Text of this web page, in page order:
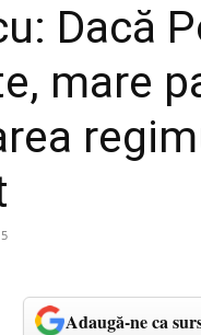
Dacă
mare
Adaugă-ne ca